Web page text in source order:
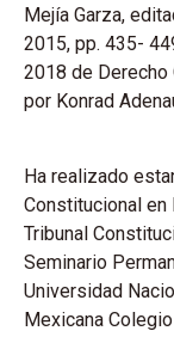
Mejía Garza,
2015, pp. 435-
2018 de Derecho
por Konrad
Ha realizado
Constitucional en
Tribunal
Seminario
Universidad
Mexicana